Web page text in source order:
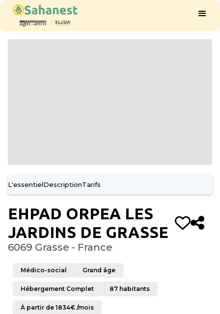
L'essentielDescriptionTarifs
EHPAD ORPEA LES
JARDINS DE GRASSE
6069 Grasse - France
Médico-social Grand âge
Hébergement Complet 87 habitants
À partir de 1834€ /mois